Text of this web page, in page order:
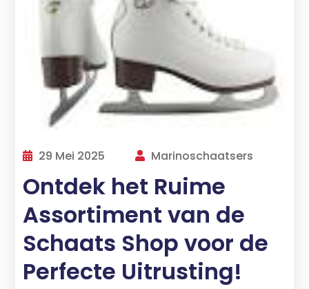
29 Mei 2025 Marinoschaatsers
Ontdek het Ruime
Assortiment van de
Schaats Shop voor de
Perfecte Uitrusting!